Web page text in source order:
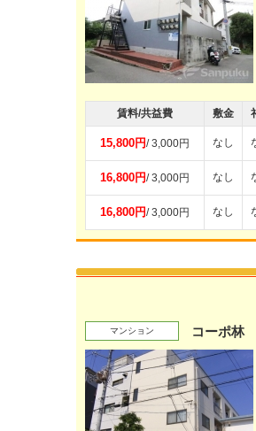
賃料/共益費 敷金
15,800円/ 3,000円 なし
16,800円/ 3,000円 なし
16,800円/ 3,000円 なし
マンション コーポ林